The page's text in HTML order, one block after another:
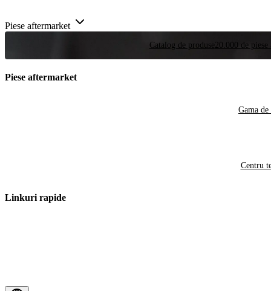
Piese aftermarket
Catalog de produse 20.000 de
Piese aftermarket
Gama de
Centru
Linkuri rapide